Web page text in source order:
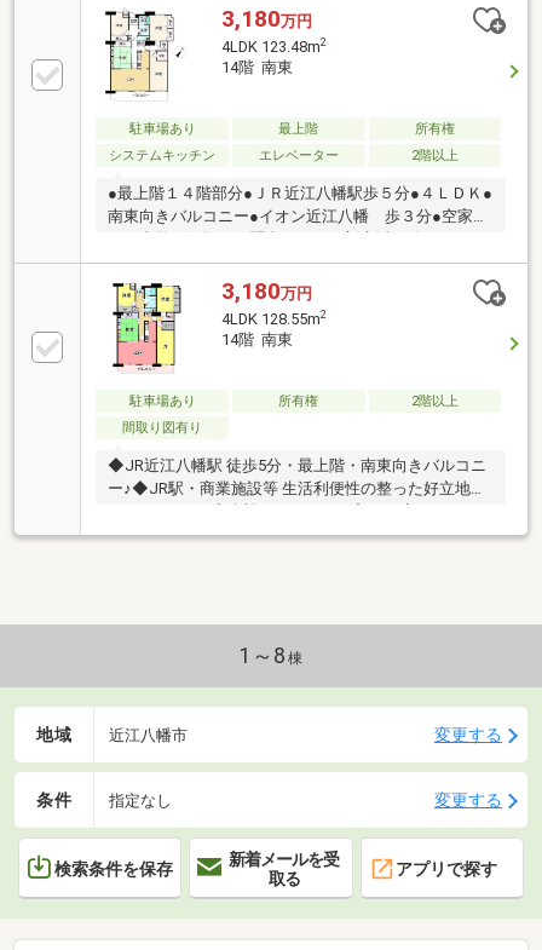
3,180万円
4LDK 123.48m2
14階 南東
駐車場あり 最上階
所有権
システムキッチン
エレベーター 2階以上
●最上階１４階部分●ＪＲ近江八幡駅歩５分●４ＬＤＫ●
南東向きバルコニー●イオン近江八幡 歩３分●空家に
たり様々な準備が必要になり「どれから手を付けてい
いか？どこへ連絡したらいいのか？」初めてのことで
分からない点・心配な点がおありかと思います。そん
な不安を解消するため、弊社でご成約頂いたお客様に
ＦＵＫＵＹＡご優待価格で各種サービスをご用意して
おります。ぜひ福屋のワンストップサービスをぜひご
利用下さい！◆引越し◆インターネット・電話・テレ
ビ接続◆不用品処分・リサイクル買取◆ライフライン
3,180万円
4LDK 128.55m2
14階 南東
駐車場あり 所有権
2階以上
間取り図有り
◆JR近江八幡駅 徒歩5分・最上階・南東向きバルコニ
ー♪◆JR駅・商業施設等 生活利便性の整った好立地マ
ム・ハウスクリーニング済♪◆最上階につき眺望良好
幡東中学校♪◆いつでもご案内できますのでお気軽に
お問い合わせください♪◆◇◆◇◆◇◆◇◆◇◆あら
1～8 棟
地域 近江八幡市 変更する
条件 指定なし 変更する
検索条件を保存
新着メールを受
取る
アプリで探す